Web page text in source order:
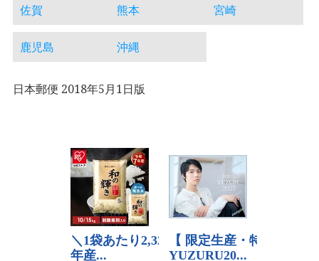
佐賀 熊本 宮崎
鹿児島 沖縄
日本郵便 2018年5月1日版